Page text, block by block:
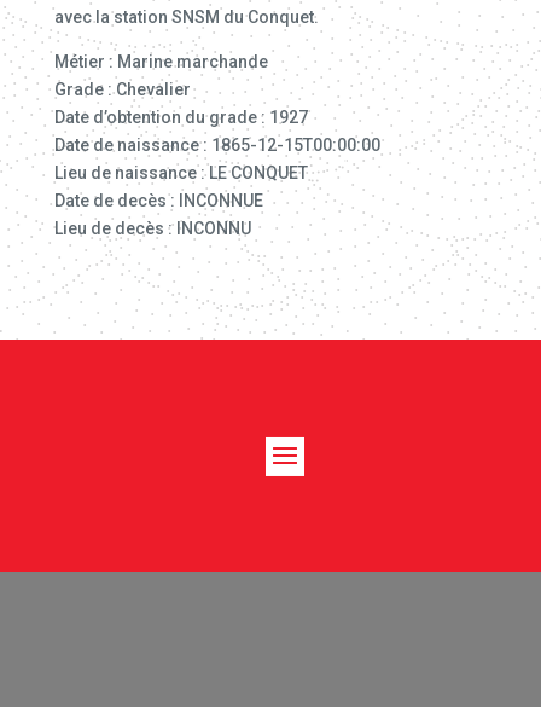
avec la station SNSM du Conquet.
Métier : Marine marchande
Grade : Chevalier
Date d’obtention du grade : 1927
Date de naissance : 1865-12-15T00:00:00
Lieu de naissance : LE CONQUET
Date de decès : INCONNUE
Lieu de decès : INCONNU